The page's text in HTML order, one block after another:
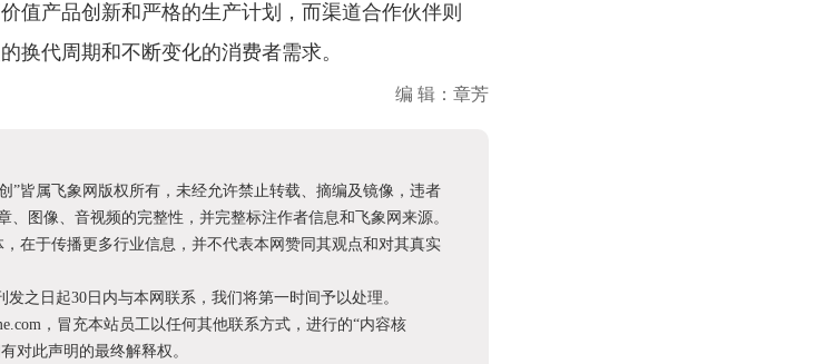
值产品创新和严格的生产计划，而渠道合作伙伴则
换代周期和不断变化的消费者需求。
编 辑：章芳
”皆属飞象网版权所有，未经允许禁止转载、摘编及镜像，违者
图像、音视频的完整性，并完整标注作者信息和飞象网来源。
在于传播更多行业信息，并不代表本网赞同其观点和对其真实
之日起30日内与本网联系，我们将第一时间予以处理。
，冒充本站员工以任何其他联系方式，进行的“内容核
对此声明的最终解释权。